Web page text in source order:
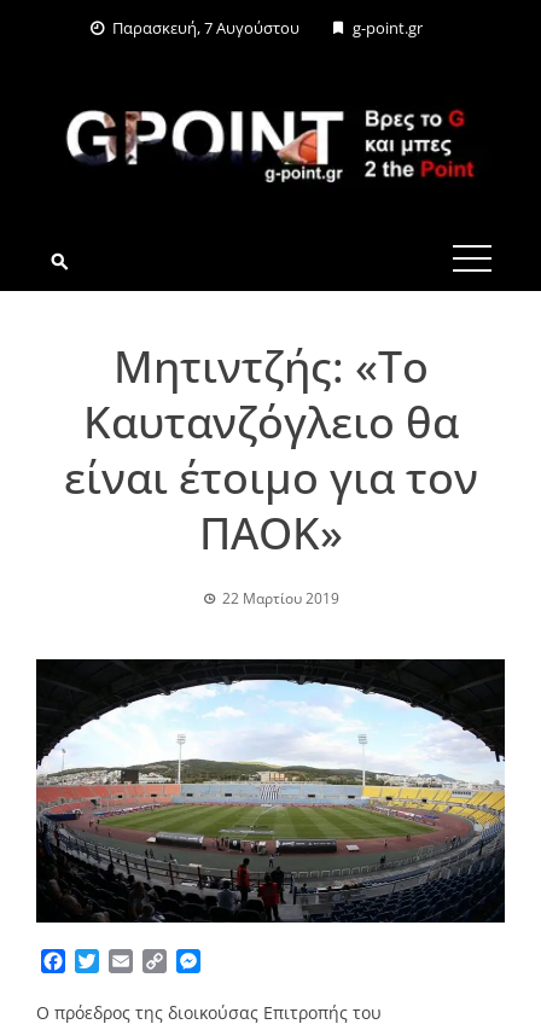
Παρασκευή, 7 Αυγούστου g-point.gr
G-POINT.GR
Μητιντζής: «Το
Καυτανζόγλειο θα
είναι έτοιμο για τον
ΠΑΟΚ»
22 Μαρτίου 2019
Facebook
TwitterEmailCopy
Ο πρόεδρος της διοικούσας Επιτροπής του